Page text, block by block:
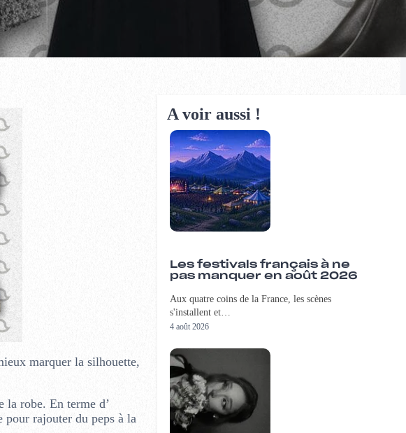
marquer la silhouette,
la robe. En terme d’
rajouter du peps à la
A voir aussi !
Les festivals français à ne
pas manquer en août 2026
Aux quatre coins de la France, les scènes
s'installent et…
4 août 2026